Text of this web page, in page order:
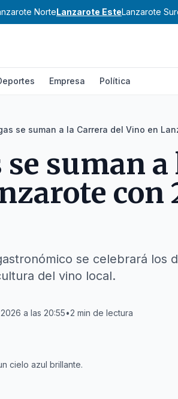
NorteLanzarote EsteLanzarote
Empresa Política
se suman a la Carrera del Vino en
se suman
con
se celebrará los
del vino local.
a las 20:55•2 min de lectura
cielo azul brillante.